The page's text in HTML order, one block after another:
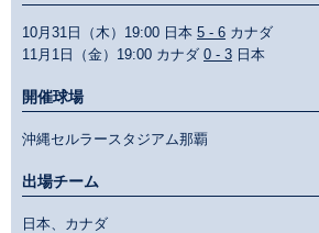
10月31日（木）19:00 日本 5 - 6 カナダ
11月1日（金）19:00 カナダ 0 - 3 日本
開催球場
沖縄セルラースタジアム那覇
出場チーム
日本、カナダ